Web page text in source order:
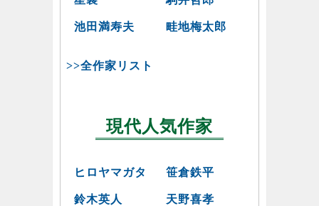
池田満寿夫 畦地梅太郎
>>全作家リスト
現代人気作家
ヒロヤマガタ 笹倉鉄平
鈴木英人 天野喜孝